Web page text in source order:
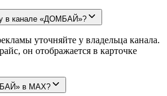
в канале «ДОМБАЙ»?
уточняйте у владельца канала.
он отображается в карточке
в MAX?